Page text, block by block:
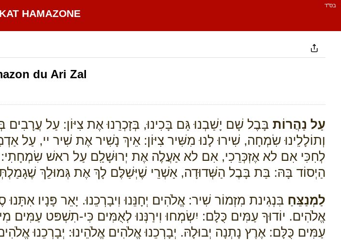
בס''ד
HAMAZONE
du Ari Zal
עַל נַהֲרוֹת בָּבֶל שָׁם יָשַׁבְנוּ גַּם בָּכִינוּ, בְּזָכְרֵנוּ אֶת צִיּוֹן: עַל עֲרָבִים
וְתוֹלָלֵינוּ שִׂמְחָה, שִׁירוּ לָנוּ מִשִּׁיר צִיּוֹן: אֵיךְ נָשִׁיר אֶת שִׁיר יי,
לְחִכִּי אִם לא אֶזְכְּרֵכִי, אִם לא אַעֲלֶה אֶת יְרוּשָׁלִַם עַל ראשׁ שִׂמְחָתִי:
הַיְסוֹד בָּהּ: בַּת בָּבֶל הַשְּׁדוּדָה, אַשְׁרֵי שֶׁיְּשַׁלֶּם לָךְ אֶת גְּמוּלֵךְ
לַמְנַצֵּחַ בִּנְגִינת מִזְמוֹר שִׁיר: אֱלֹהִים יְחָנֵּנוּ וִיבָרְכֵנוּ. יָאֵר פָּנָיו
אֱלֹהִים. יוֹדוּךָ עַמִּים כֻּלָּם: יִשְׂמְחוּ וִירַנְּנוּ לְאֻמִּים כִּי-תִשְׁפּט עַמִּים
עַמִּים כֻּלָּם: אֶרֶץ נָתְנָה יְבוּלָהּ. יְבָרְכֵנוּ אֱלֹהִים אֱלֹהֵינוּ: יְבָרְכֵנוּ